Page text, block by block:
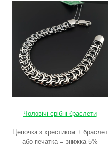
Чоловічі срібні браслети
Цепочка з хрестиком + браслет
або печатка = знижка 5%